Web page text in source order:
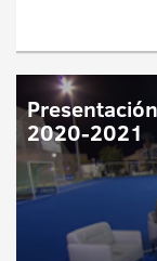
2020-2021